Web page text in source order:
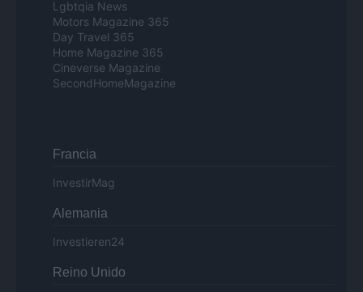
Lgbtqia News
Motors Magazine 365
Day Travel 365
Home Magazine 365
Cineverse Magazine
SecondHomeMagazine
Francia
InvestirMag
Alemania
Investieren24
Reino Unido